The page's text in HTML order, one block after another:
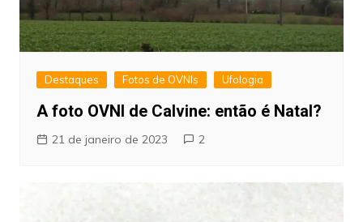
Destaques Fotos de OVNIs Ufologia
A foto OVNI de Calvine: então é Natal?
21 de janeiro de 2023 2